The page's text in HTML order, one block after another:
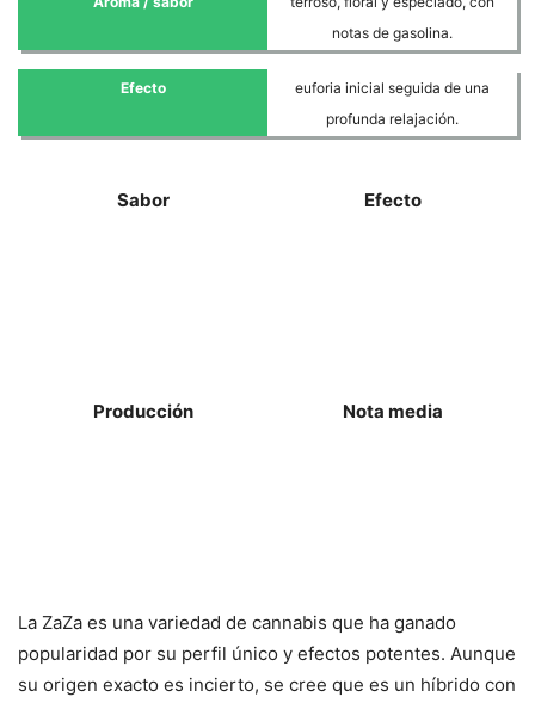
notas de gasolina.
Efecto
euforia inicial seguida de una
profunda relajación.
Sabor Efecto
Producción Nota media
La ZaZa es una variedad de cannabis que ha ganado
popularidad por su perfil único y efectos potentes. Aunque
su origen exacto es incierto, se cree que es un híbrido con